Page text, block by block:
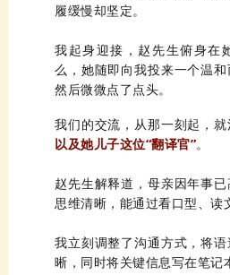
履缓慢却坚定。
我起身迎接， 赵
然后微微点了点头。
我们的交流，从那一刻起，
以及她儿子这位“翻译官”。
赵
思维清晰，能通过看口型、读
晰，同时将关键信息写在笔记